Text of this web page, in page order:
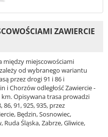
ZAWIERCIE
między miejscowościami
od wybranego wariantu
przez drogi 91 i 86 i
i Chorzów odległość Zawiercie -
Opisywana trasa prowadzi
86, 91, 925, 935, przez
Będzin, Sosnowiec,
Ruda Śląska, Zabrze, Gliwice,